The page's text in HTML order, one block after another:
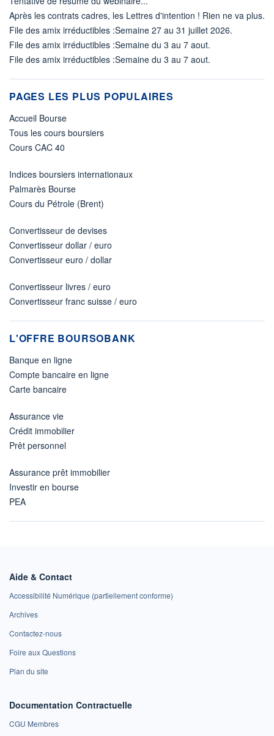
Après les contrats cadres, les Lettres d'intention ! Rien ne va plus.
File des amix irréductibles :Semaine 27 au 31 juillet 2026.
File des amix irréductibles :Semaine du 3 au 7 aout.
File des amix irréductibles :Semaine du 3 au 7 aout.
PAGES LES PLUS POPULAIRES
Accueil Bourse
Tous les cours boursiers
Cours CAC 40
Indices boursiers internationaux
Palmarès Bourse
Cours du Pétrole (Brent)
Convertisseur de devises
Convertisseur dollar / euro
Convertisseur euro / dollar
Convertisseur livres / euro
Convertisseur franc suisse / euro
L'OFFRE BOURSOBANK
Banque en ligne
Compte bancaire en ligne
Carte bancaire
Assurance vie
Crédit immobilier
Prêt personnel
Assurance prêt immobilier
Investir en bourse
PEA
Aide & Contact
Accessibilité Numérique (partiellement conforme)
Archives
Contactez-nous
Foire aux Questions
Plan du site
Documentation Contractuelle
CGU Membres